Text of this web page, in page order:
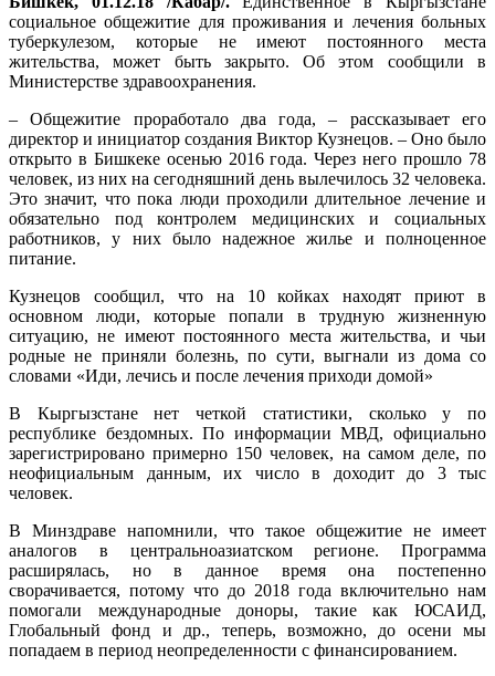
социальное общежитие для проживания и лечения больных
туберкулезом, которые не имеют постоянного места
жительства, может быть закрыто. Об этом сообщили в
Министерстве здравоохранения.
– Общежитие проработало два года, – рассказывает его
директор и инициатор создания Виктор Кузнецов. – Оно было
открыто в Бишкеке осенью 2016 года. Через него прошло 78
человек, из них на сегодняшний день вылечилось 32 человека.
Это значит, что пока люди проходили длительное лечение и
обязательно под контролем медицинских и социальных
работников, у них было надежное жилье и полноценное
питание.
Кузнецов сообщил, что на 10 койках находят приют в
основном люди, которые попали в трудную жизненную
ситуацию, не имеют постоянного места жительства, и чьи
родные не приняли болезнь, по сути, выгнали из дома со
словами «Иди, лечись и после лечения приходи домой»
В Кыргызстане нет четкой статистики, сколько у по
республике бездомных. По информации МВД, официально
зарегистрировано примерно 150 человек, на самом деле, по
неофициальным данным, их число в доходит до 3 тыс
человек.
В Минздраве напомнили, что такое общежитие не имеет
аналогов в центральноазиатском регионе. Программа
расширялась, но в данное время она постепенно
сворачивается, потому что до 2018 года включительно нам
помогали международные доноры, такие как ЮСАИД,
Глобальный фонд и др., теперь, возможно, до осени мы
попадаем в период неопределенности с финансированием.